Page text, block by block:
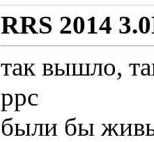
RRS 2014
так вышло,
ррс
были бы